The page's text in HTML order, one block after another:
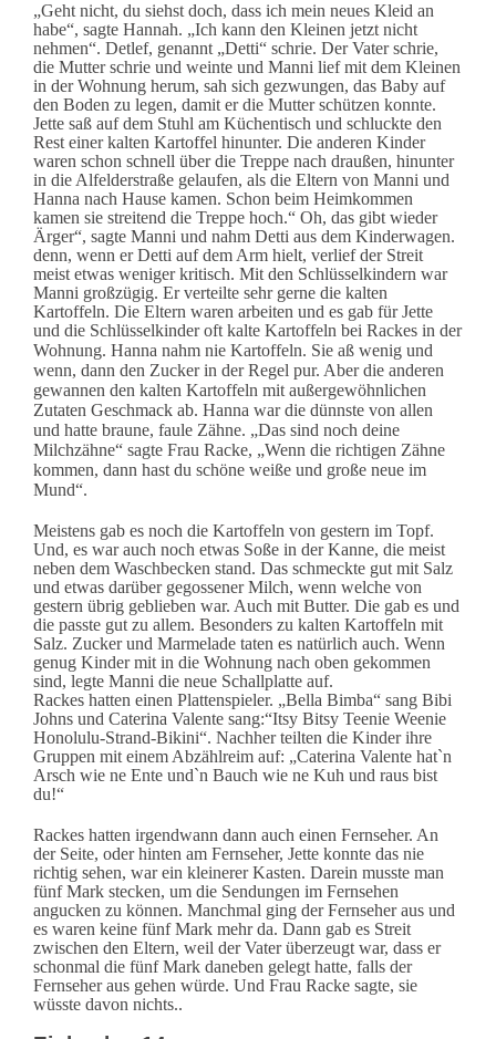
„Geht nicht, du siehst doch, dass ich mein neues Kleid an
habe“, sagte Hannah. „Ich kann den Kleinen jetzt nicht
nehmen“. Detlef, genannt „Detti“ schrie. Der Vater schrie,
die Mutter schrie und weinte und Manni lief mit dem Kleinen
in der Wohnung herum, sah sich gezwungen, das Baby auf
den Boden zu legen, damit er die Mutter schützen konnte.
Jette saß auf dem Stuhl am Küchentisch und schluckte den
Rest einer kalten Kartoffel hinunter. Die anderen Kinder
waren schon schnell über die Treppe nach draußen, hinunter
in die Alfelderstraße gelaufen, als die Eltern von Manni und
Hanna nach Hause kamen. Schon beim Heimkommen
kamen sie streitend die Treppe hoch.“ Oh, das gibt wieder
Ärger“, sagte Manni und nahm Detti aus dem Kinderwagen.
denn, wenn er Detti auf dem Arm hielt, verlief der Streit
meist etwas weniger kritisch. Mit den Schlüsselkindern war
Manni großzügig. Er verteilte sehr gerne die kalten
Kartoffeln. Die Eltern waren arbeiten und es gab für Jette
und die Schlüsselkinder oft kalte Kartoffeln bei Rackes in der
Wohnung. Hanna nahm nie Kartoffeln. Sie aß wenig und
wenn, dann den Zucker in der Regel pur. Aber die anderen
gewannen den kalten Kartoffeln mit außergewöhnlichen
Zutaten Geschmack ab. Hanna war die dünnste von allen
und hatte braune, faule Zähne. „Das sind noch deine
Milchzähne“ sagte Frau Racke, „Wenn die richtigen Zähne
kommen, dann hast du schöne weiße und große neue im
Mund“.
Meistens gab es noch die Kartoffeln von gestern im Topf.
Und, es war auch noch etwas Soße in der Kanne, die meist
neben dem Waschbecken stand. Das schmeckte gut mit Salz
und etwas darüber gegossener Milch, wenn welche von
gestern übrig geblieben war. Auch mit Butter. Die gab es und
die passte gut zu allem. Besonders zu kalten Kartoffeln mit
Salz. Zucker und Marmelade taten es natürlich auch. Wenn
genug Kinder mit in die Wohnung nach oben gekommen
sind, legte Manni die neue Schallplatte auf.
Rackes hatten einen Plattenspieler. „Bella Bimba“ sang Bibi
Johns und Caterina Valente sang:“Itsy Bitsy Teenie Weenie
Honolulu-Strand-Bikini“. Nachher teilten die Kinder ihre
Gruppen mit einem Abzählreim auf: „Caterina Valente hat`n
Arsch wie ne Ente und`n Bauch wie ne Kuh und raus bist
du!“
Rackes hatten irgendwann dann auch einen Fernseher. An
der Seite, oder hinten am Fernseher, Jette konnte das nie
richtig sehen, war ein kleinerer Kasten. Darein musste man
fünf Mark stecken, um die Sendungen im Fernsehen
angucken zu können. Manchmal ging der Fernseher aus und
es waren keine fünf Mark mehr da. Dann gab es Streit
zwischen den Eltern, weil der Vater überzeugt war, dass er
schonmal die fünf Mark daneben gelegt hatte, falls der
Fernseher aus gehen würde. Und Frau Racke sagte, sie
wüsste davon nichts..